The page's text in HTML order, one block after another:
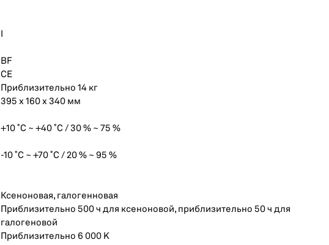
I
BF
CE
Приблизительно 14 кг
395 x 160 x 340 мм
+10 ˚C ~ +40 ˚C / 30 % ~ 75 %
-10 ˚C ~ +70 ˚C / 20 % ~ 95 %
Ксеноновая, галогенновая
Приблизительно 500 ч для ксеноновой, приблизительно 50 ч для
галогеновой​
Приблизительно 6 000 K